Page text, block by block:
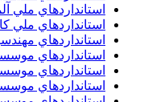
استانداردهاي ملي
استانداردهاي ملي
استانداردهاي
استانداردهاي
استانداردهاي
استانداردهاي موسسه